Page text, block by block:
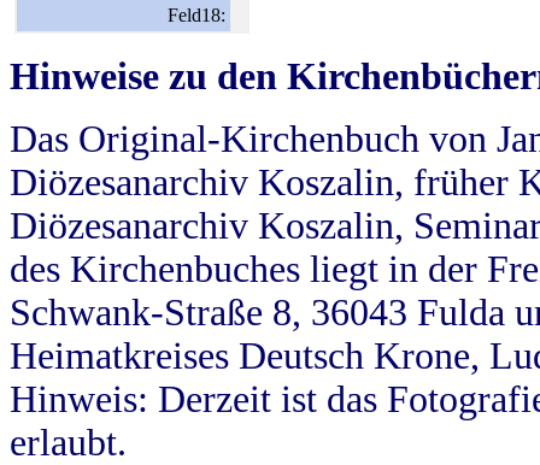
Feld18:
Hinweise zu den
Das Original-Kirchenbuch von
Diözesanarchiv Koszalin, früher
Diözesanarchiv Koszalin,
des Kirchenbuches liegt in der
Schwank-Straße 8, 36043 Fulda
Heimatkreises Deutsch Krone,
Hinweis: Derzeit ist das
erlaubt.